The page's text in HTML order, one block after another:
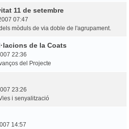
11 de setembre
07:47
mòduls de via doble de l'agrupament.
de la Coats
22:36
del Projecte
23:26
i senyalització
14:57